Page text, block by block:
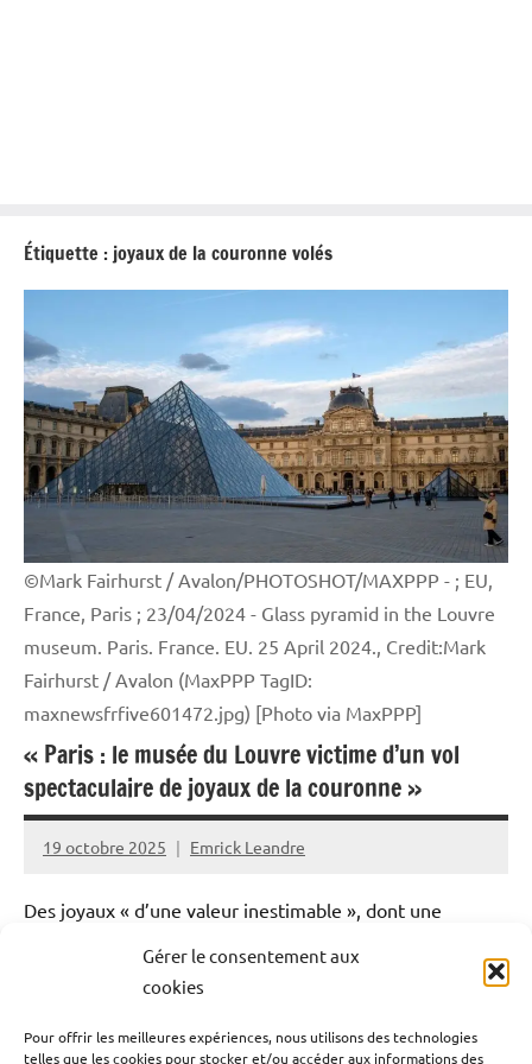
Gérer le consentement aux
cookies
Pour offrir les meilleures expériences, nous utilisons des technologies
telles que les cookies pour stocker et/ou accéder aux informations des
Étiquette : joyaux de la couronne volés
©Mark Fairhurst / Avalon/PHOTOSHOT/MAXPPP - ; EU,
France, Paris ; 23/04/2024 - Glass pyramid in the Louvre
museum. Paris. France. EU. 25 April 2024., Credit:Mark
Fairhurst / Avalon (MaxPPP TagID:
maxnewsfrfive601472.jpg) [Photo via MaxPPP]
« Paris : le musée du Louvre victime d’un vol
spectaculaire de joyaux de la couronne »
19 octobre 2025 Emrick Leandre
Des joyaux « d’une valeur inestimable », dont une
couronne impériale ornée de plus d’un millier de
diamants qui a été retrouvée endommagée, ont été
Louvre, en plein cœur de Paris, lors d’un cambriolage